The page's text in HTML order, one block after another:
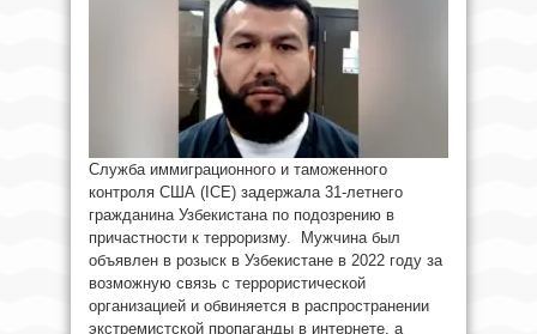
Служба иммиграционного и таможенного
контроля США (ICE) задержала 31-летнего
гражданина Узбекистана по подозрению в
причастности к терроризму. Мужчина был
объявлен в розыск в Узбекистане в 2022 году за
возможную связь с террористической
организацией и обвиняется в распространении
экстремистской пропаганды в интернете, а